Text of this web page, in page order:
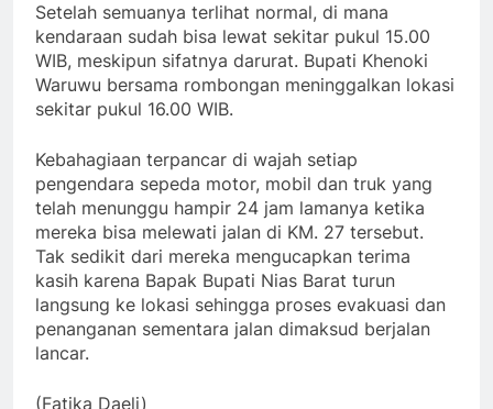
Setelah semuanya terlihat normal, di mana
kendaraan sudah bisa lewat sekitar pukul 15.00
WIB, meskipun sifatnya darurat. Bupati Khenoki
Waruwu bersama rombongan meninggalkan lokasi
sekitar pukul 16.00 WIB.
Kebahagiaan terpancar di wajah setiap
pengendara sepeda motor, mobil dan truk yang
telah menunggu hampir 24 jam lamanya ketika
mereka bisa melewati jalan di KM. 27 tersebut.
Tak sedikit dari mereka mengucapkan terima
kasih karena Bapak Bupati Nias Barat turun
langsung ke lokasi sehingga proses evakuasi dan
penanganan sementara jalan dimaksud berjalan
lancar.
(Fatika Daeli)